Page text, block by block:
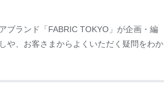
ブランド「FABRIC TOKYO」が企画・編
や、お客さまからよくいただく疑問をわか